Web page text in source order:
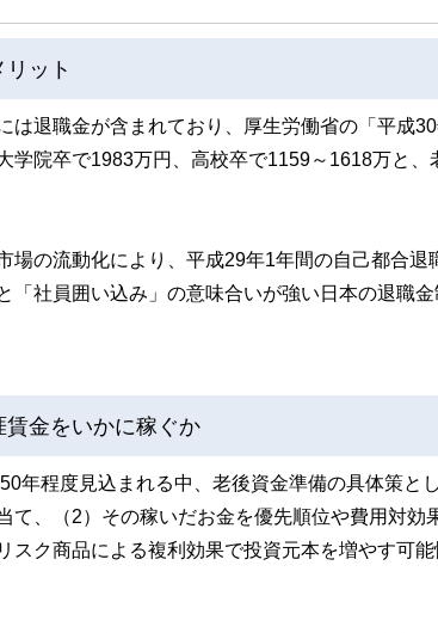
ット
は退職金が含まれており、厚生労働省の「平成
学院卒で1983万円、高校卒で1159～1618万と
場の流動化により、平成29年1年間の自己都合
「社員囲い込み」の意味合いが強い日本の退職
金をいかに稼ぐか
年程度見込まれる中、老後資金準備の具体策と
て、（2）その稼いだお金を優先順位や費用対効
スク商品による複利効果で投資元本を増やす可